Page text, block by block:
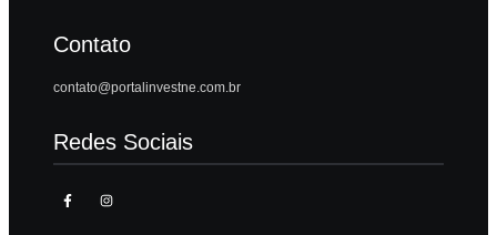
Contato
contato@portalinvestne.com.br
Redes Sociais